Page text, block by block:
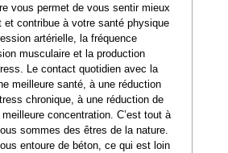
vous permet de vous sentir mieux
et contribue à votre santé physique
artérielle, la fréquence
musculaire et la production
Le contact quotidien avec la
meilleure santé, à une réduction
chronique, à une réduction de
meilleure concentration. C’est tout à
sommes des êtres de la nature.
entoure de béton, ce qui est loin